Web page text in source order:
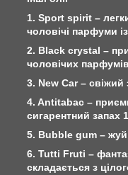
1. Sport spirit –
чоловічі парфуми
2. Black crystal –
чоловічих
3. New Car –
4. Antitabac –
сигарентний запах
5. Bubble gum –
6. Tutti Fruti –
складається з